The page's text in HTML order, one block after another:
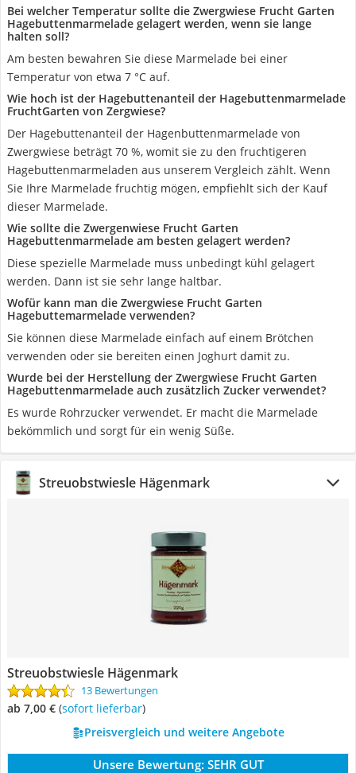
Bei welcher Temperatur sollte die Zwergwiese Frucht Garten
Hagebuttenmarmelade gelagert werden, wenn sie lange
halten soll?
Am besten bewahren Sie diese Marmelade bei einer
Temperatur von etwa 7 °C auf.
Wie hoch ist der Hagebuttenanteil der Hagebuttenmarmelade
FruchtGarten von Zergwiese?
Der Hagebuttenanteil der Hagenbuttenmarmelade von
Zwergwiese beträgt 70 %, womit sie zu den fruchtigeren
Hagebuttenmarmeladen aus unserem Vergleich zählt. Wenn
Sie Ihre Marmelade fruchtig mögen, empfiehlt sich der Kauf
dieser Marmelade.
Wie sollte die Zwergenwiese Frucht Garten
Hagebuttenmarmelade am besten gelagert werden?
Diese spezielle Marmelade muss unbedingt kühl gelagert
werden. Dann ist sie sehr lange haltbar.
Wofür kann man die Zwergwiese Frucht Garten
Hagebuttemarmelade verwenden?
Sie können diese Marmelade einfach auf einem Brötchen
verwenden oder sie bereiten einen Joghurt damit zu.
Wurde bei der Herstellung der Zwergwiese Frucht Garten
Hagebuttenmarmelade auch zusätzlich Zucker verwendet?
Es wurde Rohrzucker verwendet. Er macht die Marmelade
bekömmlich und sorgt für ein wenig Süße.
Streuobstwiesle Hägenmark
Streuobstwiesle Hägenmark
13 Bewertungen
ab 7,00 € ( Sofort lieferbar)
Preisvergleich und weitere Angebote
Unsere Bewertung: SEHR GUT